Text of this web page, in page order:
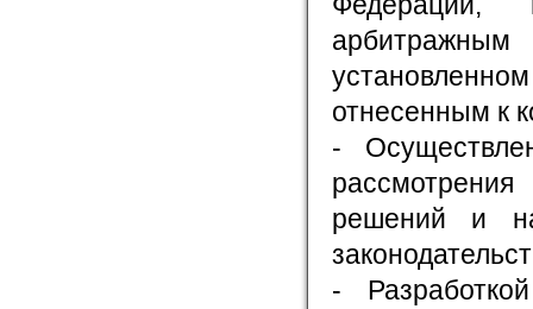
отнесенным к
-
решений и
-